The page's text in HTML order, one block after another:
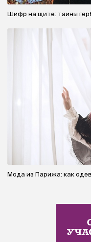
Шифр на щите: тайны
Мода из Парижа: как